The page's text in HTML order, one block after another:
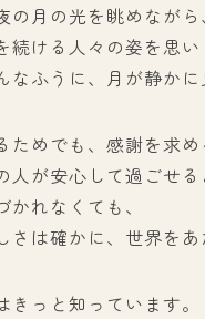
の月の光を眺めながら、
続ける人々の姿を思い
なふうに、月が静か
ためでも、感謝を求め
人が安心して過ごせ
かれなくても、
さは確かに、世界をあ
きっと知っています。